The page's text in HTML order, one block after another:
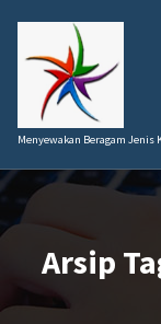
konten
Menyewakan Beragam
Arsip